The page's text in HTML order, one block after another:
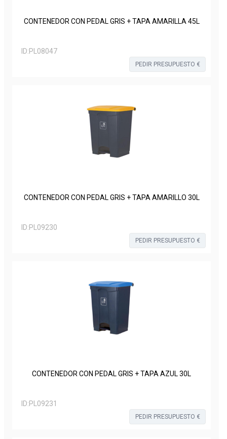
CONTENEDOR CON PEDAL GRIS + TAPA AMARILLA 45L
ID:PL08047
PEDIR PRESUPUESTO €
CONTENEDOR CON PEDAL GRIS + TAPA AMARILLO 30L
ID:PL09230
PEDIR PRESUPUESTO €
CONTENEDOR CON PEDAL GRIS + TAPA AZUL 30L
ID:PL09231
PEDIR PRESUPUESTO €